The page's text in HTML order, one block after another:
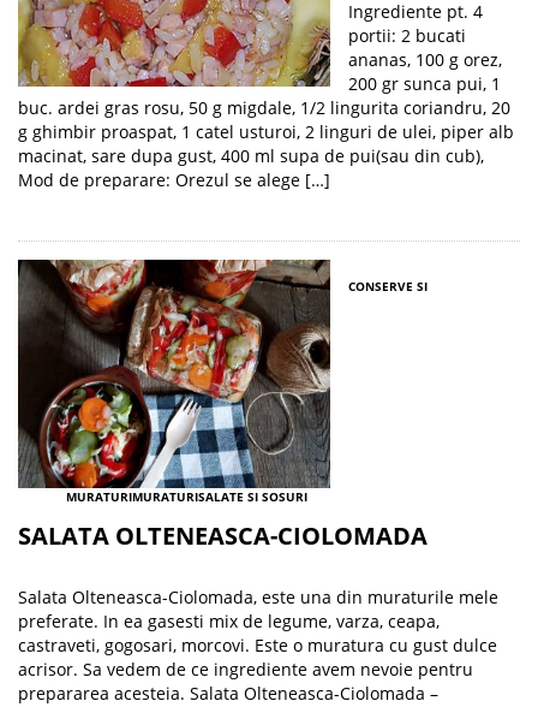
Ingrediente pt. 4
portii: 2 bucati
ananas, 100 g orez,
200 gr sunca pui, 1
buc. ardei gras rosu, 50 g migdale, 1/2 lingurita coriandru, 20
g ghimbir proaspat, 1 catel usturoi, 2 linguri de ulei, piper alb
macinat, sare dupa gust, 400 ml supa de pui(sau din cub),
Mod de preparare: Orezul se alege […]
CONSERVE SI
MURATURIMURATURISALATE SI SOSURI
SALATA OLTENEASCA-CIOLOMADA
Salata Olteneasca-Ciolomada, este una din muraturile mele
preferate. In ea gasesti mix de legume, varza, ceapa,
castraveti, gogosari, morcovi. Este o muratura cu gust dulce
acrisor. Sa vedem de ce ingrediente avem nevoie pentru
prepararea acesteia. Salata Olteneasca-Ciolomada –